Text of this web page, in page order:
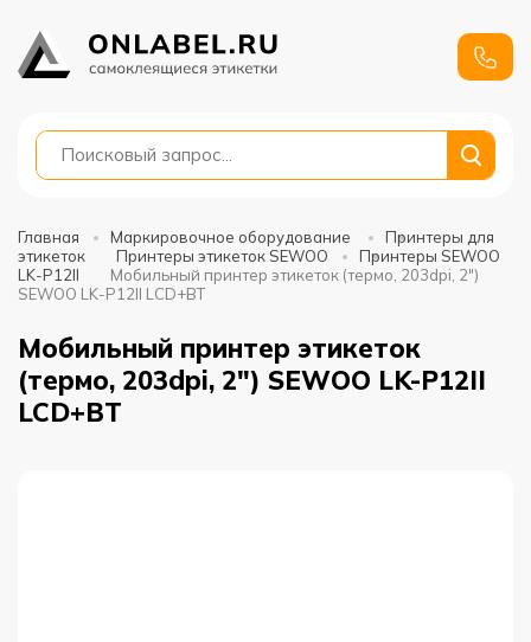
+7
991
Главная Маркировочное оборудование
Принтеры для
этикеток
Принтеры этикеток SEWOO
Принтеры SEWOO
LK-P12II
Мобильный принтер этикеток (термо, 203dpi, 2")
SEWOO LK-P12II LCD+BT
Мобильный принтер этикеток
(термо, 203dpi, 2") SEWOO LK-P12II
LCD+BT